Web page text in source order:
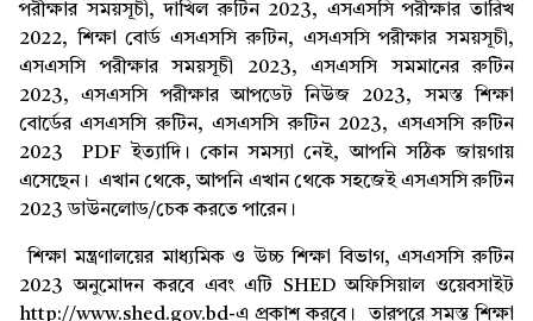
পরীক্ষার সময়সূচী, দাখিল রুটিন 2023, এসএসসি পরীক্ষার তারিখ
2022, শিক্ষা বোর্ড এসএসসি রুটিন, এসএসসি পরীক্ষার সময়সূচী,
এসএসসি পরীক্ষার সময়সূচী 2023, এসএসসি সমমানের রুটিন
2023, এসএসসি পরীক্ষার আপডেট নিউজ 2023, সমস্ত শিক্ষা
বোর্ডের এসএসসি রুটিন, এসএসসি রুটিন 2023, এসএসসি রুটিন
2023 PDF ইত্যাদি। কোন সমস্যা নেই, আপনি সঠিক জায়গায়
এসেছেন। এখান থেকে, আপনি এখান থেকে সহজেই এসএসসি রুটিন
2023 ডাউনলোড/চেক করতে পারেন।
শিক্ষা মন্ত্রণালয়ের মাধ্যমিক ও উচ্চ শিক্ষা বিভাগ, এসএসসি রুটিন
2023 অনুমোদন করবে এবং এটি SHED অফিসিয়াল ওয়েবসাইট
http://www.shed.gov.bd-এ প্রকাশ করবে। তারপরে সমস্ত শিক্ষা